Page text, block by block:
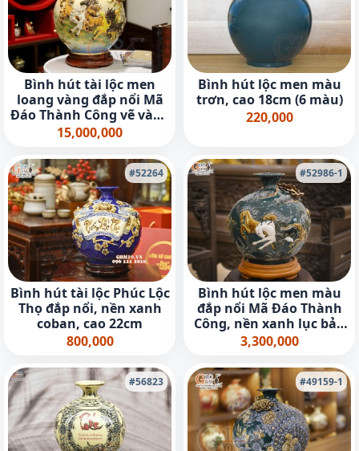
Bình hút tài lộc men
loang vàng đắp nổi Mã
Đáo Thành Công vẽ vàng
24k, cao 40cm
15,000,000
Bình hút lộc men màu
trơn, cao 18cm (6 màu)
220,000
#52264
Bình hút tài lộc Phúc Lộc
Thọ đắp nổi, nền xanh
coban, cao 22cm
800,000
#52986-1
Bình hút lộc men màu
đắp nổi Mã Đáo Thành
Công, nền xanh lục bảo
cao 35cm
3,300,000
#56823 #49159-1